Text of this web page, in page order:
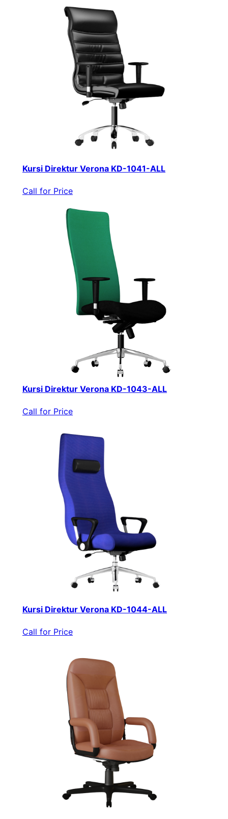
Kursi Direktur Verona KD-1041-ALL
Call for Price
Kursi Direktur Verona KD-1043-ALL
Call for Price
Kursi Direktur Verona KD-1044-ALL
Call for Price